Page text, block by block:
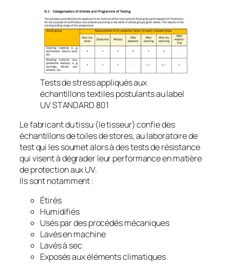
Tests de stress appliqués aux
échantillons textiles postulants au label
UV STANDARD 801
Le fabricant du tissu (le tisseur) confie des
échantillons de toiles de stores, au laboratoire de
test qui les soumet alors à des tests de résistance
qui visent à dégrader leur performance en matière
de protection aux UV.
Ils sont notamment :
Étirés
Humidifiés
Usés par des procédés mécaniques
Lavés en machine
Lavés à sec
Exposés aux éléments climatiques